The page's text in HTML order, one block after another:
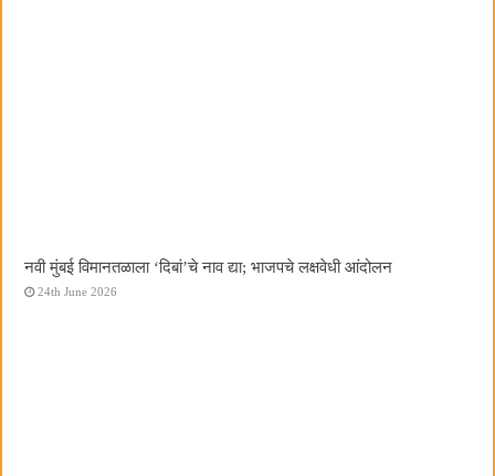
नवी मुंबई विमानतळाला ‌‘दिबां‌’चे नाव द्या; भाजपचे लक्षवेधी आंदोलन
24th June 2026